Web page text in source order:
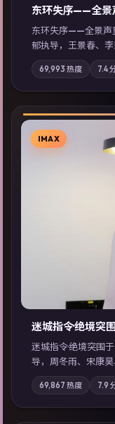
东环失序——全景
东环失序——全景声
郁执导，王景春、
事主轴，科技与人
强化地域气质；站
看」延展检索同类
69,993 热度 7.4
IMAX
迷城指令·绝境突围
迷城指令·绝境突围
导，周冬雨、宋康
记忆碎片重组后，
配乐强化地域气质
线看」延展检索同
69,867 热度 7.9